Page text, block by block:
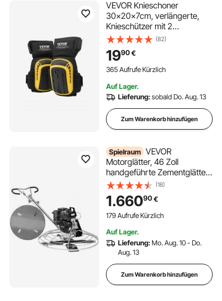
VEVOR Knieschoner
30x20x7cm, verlängerte,
Knieschützer mit 2
Verlängerungsgurten,
Fliesenleger aus Schaumgel,
Knieschutz für
Gartenarbeiten,
Überdachungen und
Reinigung, Gelb und Schwarz
(82)
1990€
365 Aufrufe Kürzlich
Auf Lager.
Lieferung:sobald Do. Aug. 13
Zum Warenkorb hinzufügen
Spielraum VEVOR
Motorglätter, 46 Zoll
handgeführte Zementglätter
mit Glättpfanne, 14 PS
gasbetriebener
Oberflächenglätter für glatte
Betonoberflächen, robuster
Estrichbetonzement mit
Glättklinge, orange
(18)
1.66090€
179 Aufrufe Kürzlich
Auf Lager.
Lieferung: Mo. Aug. 10 - Do.
Aug. 13
Zum Warenkorb hinzufügen